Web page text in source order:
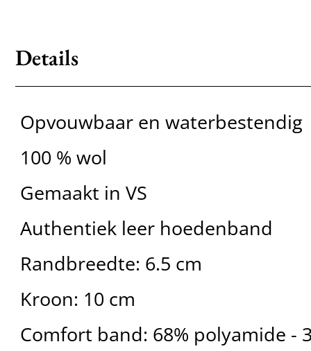
Details
Opvouwbaar en waterbestendig
100 % wol
Gemaakt in VS
Authentiek leer hoedenband
Randbreedte: 6.5 cm
Kroon: 10 cm
Comfort band: 68% polyamide -